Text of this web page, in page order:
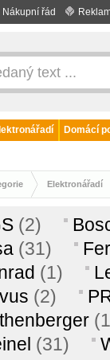
Nákupní řád
Domácí
Elektronářadí
(2)
(31)
(1)
(2)
(31)